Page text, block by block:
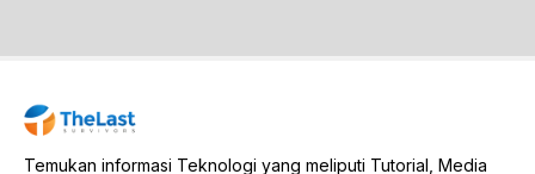
Temukan informasi Teknologi yang meliputi Tutorial, Media